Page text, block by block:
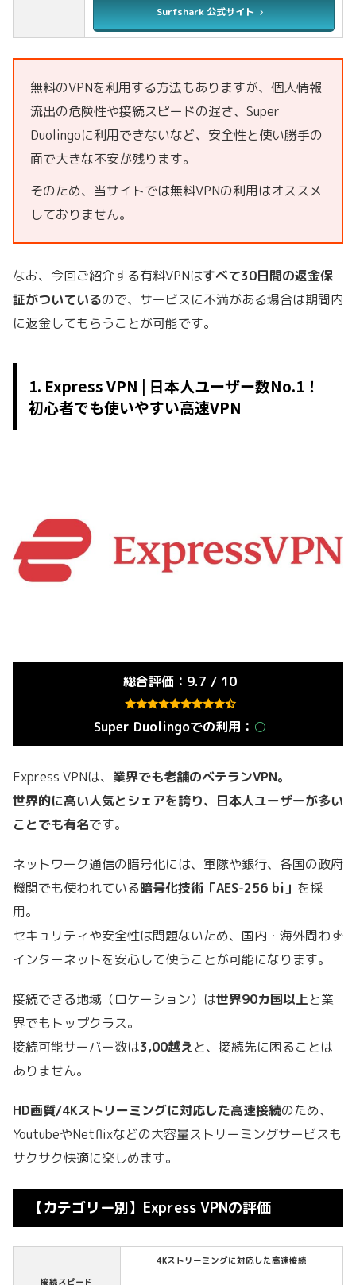
Surfshark 公式サイト
無料のVPNを利用する方法もありますが、 個人情報
流出の危険性や接続スピードの遅さ、Super
Duolingoに利用できないなど、安全性と使い勝手の
面で大きな不安が残ります。
そのため、当サイトでは無料VPNの利用はオススメ
しておりません。
なお、今回ご紹介する有料VPNはすべて30日間の返金保
証がついているので、サービスに不満がある場合は期間内
に返金してもらうことが可能です。
1. Express VPN | 日本人ユーザー数No.1！
初心者でも使いやすい高速VPN
総合評価：9.7 / 10
Super Duolingoでの利用： ○
Express VPNは、 業界でも老舗のベテランVPN。
世界的に高い人気とシェアを誇り、日本人ユーザーが多い
ことでも有名です。
ネットワーク通信の暗号化には、軍隊や銀行、各国の政府
機関でも使われている暗号化技術「AES-256 bi」 を採
用。
セキュリティや安全性は問題ないため、国内・海外問わず
インターネットを安心して使うことが可能になります。
接続できる地域（ロケーション）は世界90カ国以上と業
界でもトップクラス。
接続可能サーバー数は3,00越えと、接続先に困ることは
ありません。
HD画質/4Kストリーミングに対応した高速接続のため、
YoutubeやNetflixなどの大容量ストリーミングサービスも
サクサク快適に楽しめます。
【カテゴリー別】Express VPNの評価
接続スピード
4Kストリーミングに対応した高速接続